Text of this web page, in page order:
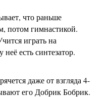
что раньше
потом гимнастикой.
играть на
есть синтезатор.
даже от взгляда 4-
его Добрик Бобрик.